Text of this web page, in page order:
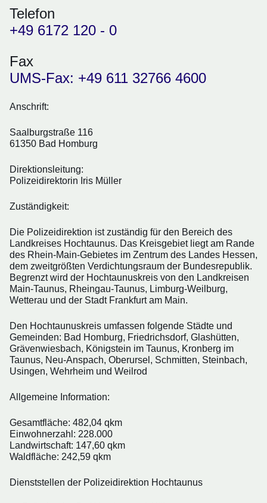
Telefon
+49 6172 120 - 0
Fax
UMS-Fax: +49 611 32766 4600
Anschrift:
Saalburgstraße 116
61350 Bad Homburg
Direktionsleitung:
Polizeidirektorin Iris Müller
Zuständigkeit:
Die Polizeidirektion ist zuständig für den Bereich des
Landkreises Hochtaunus. Das Kreisgebiet liegt am Rande
des Rhein-Main-Gebietes im Zentrum des Landes Hessen,
dem zweitgrößten Verdichtungsraum der Bundesrepublik.
Begrenzt wird der Hochtaunuskreis von den Landkreisen
Main-Taunus, Rheingau-Taunus, Limburg-Weilburg,
Wetterau und der Stadt Frankfurt am Main.
Den Hochtaunuskreis umfassen folgende Städte und
Gemeinden: Bad Homburg, Friedrichsdorf, Glashütten,
Grävenwiesbach, Königstein im Taunus, Kronberg im
Taunus, Neu-Anspach, Oberursel, Schmitten, Steinbach,
Usingen, Wehrheim und Weilrod
Allgemeine Information:
Gesamtfläche: 482,04 qkm
Einwohnerzahl: 228.000
Landwirtschaft: 147,60 qkm
Waldfläche: 242,59 qkm
Dienststellen der Polizeidirektion Hochtaunus